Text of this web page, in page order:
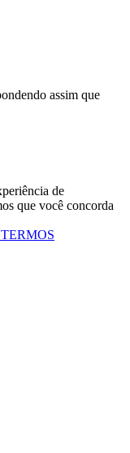
assim que
de
que você concorda